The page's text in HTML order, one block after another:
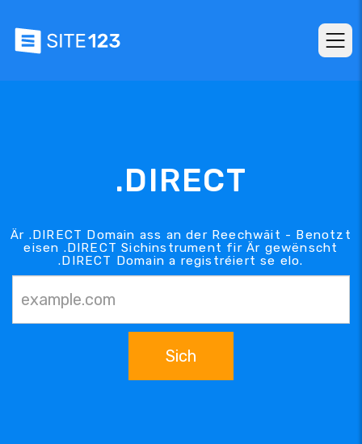
.DIRECT
Är .DIRECT Domain ass an der Reechwäit - Benotzt
eisen .DIRECT Sichinstrument fir Är gewënscht
.DIRECT Domain a registréiert se elo.
Sich